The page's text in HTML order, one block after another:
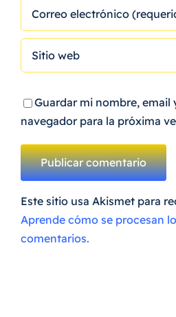
Guardar mi nombre, email
navegador para la próxima
Este sitio usa Akismet para
Aprende cómo se procesan
comentarios.